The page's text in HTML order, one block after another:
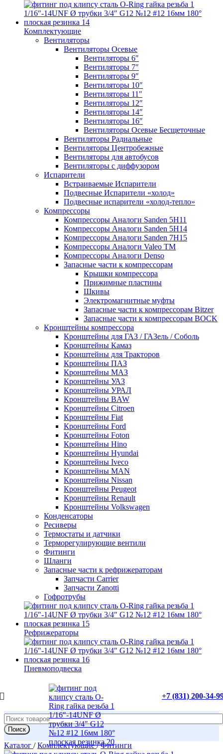
Комплектующие
Вентиляторы
Вентиляторы Осевые
Вентиляторы 6″
Вентиляторы 7″
Вентиляторы 9″
Вентиляторы 10″
Вентиляторы 11″
Вентиляторы 12″
Вентиляторы 14″
Вентиляторы 16″
Вентиляторы Осевые Бесщеточные
Вентиляторы Радиальные
Вентиляторы Центробежные
Вентиляторы для автобусов
Вентиляторы с диффузором
Испарители
Встраиваемые Испарители
Подвесные Испарители «холод»
Подвесные испарители «холод-тепло»
Компрессоры
Компрессоры Аналоги Sanden 5H11
Компрессоры Аналоги Sanden 5H14
Компрессоры Аналоги Sanden 7H15
Компрессоры Аналоги Valeo ТМ
Компрессоры Аналоги Denso
Запасные части к компрессорам
Крышки компрессора
Прижимные пластины
Шкивы
Электромагнитные муфты
Запасные части к компрессорам Bitzer
Запасные части к компрессорам BOCK
Кронштейны компрессора
Кронштейны для ГАЗ / ГАЗель / Соболь
Кронштейны Камаз
Кронштейны для Тракторов
Кронштейны ПАЗ
Кронштейны МАЗ
Кронштейны УАЗ
Кронштейны УРАЛ
Кронштейны BAW
Кронштейны Citroen
Кронштейны Fiat
Кронштейны Ford
Кронштейны Foton
Кронштейны Hino
Кронштейны Hyundai
Кронштейны Iveco
Кронштейны MAN
Кронштейны Nissan
Кронштейны Peugeot
Кронштейны Renault
Кронштейны Volkswagen
Конденсаторы
Ресиверы
Термостаты и датчики
Терморегулирующие вентили
Фитинги
Шланги
Запасные части к рефрижераторам
Запчасти Carrier
Запчасти Zanotti
Гофротрубы
Рефрижераторы
Пневмоподвеска
+7 (831) 200-34-
Поиск
Каталог / Комплектующие/ Фитинги